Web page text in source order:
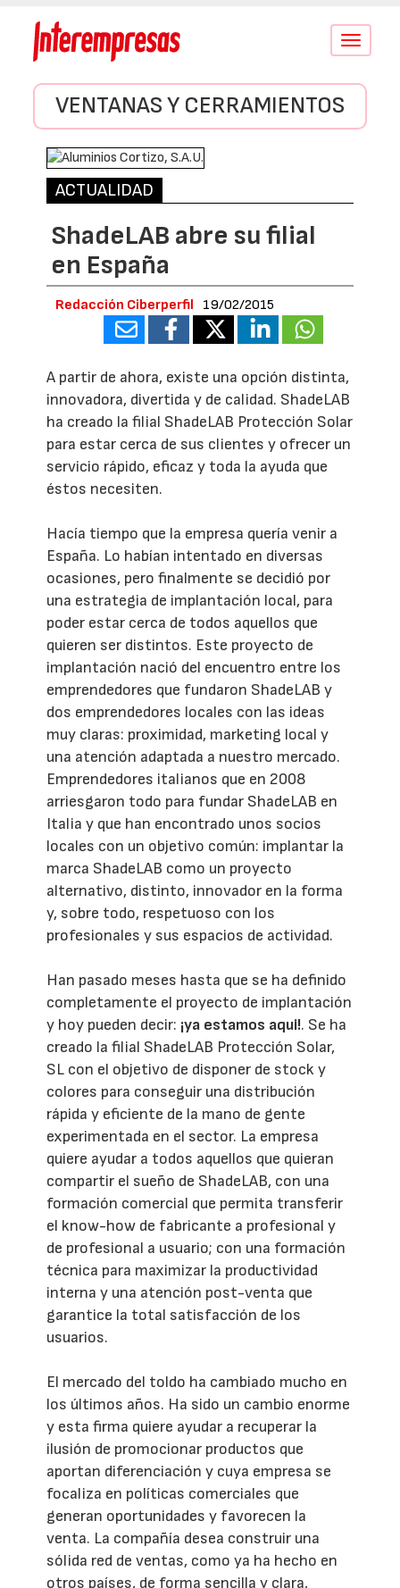
Conmutar
VENTANAS Y CERRAMIENTOS
ACTUALIDAD
ShadeLAB abre su filial
en España
Redacción Ciberperfil 19/02/2015
A partir de ahora, existe una opción distinta,
innovadora, divertida y de calidad. ShadeLAB
ha creado la filial ShadeLAB Protección Solar
para estar cerca de sus clientes y ofrecer un
servicio rápido, eficaz y toda la ayuda que
éstos necesiten.
Hacía tiempo que la empresa quería venir a
España. Lo habían intentado en diversas
ocasiones, pero finalmente se decidió por
una estrategia de implantación local, para
poder estar cerca de todos aquellos que
quieren ser distintos. Este proyecto de
implantación nació del encuentro entre los
emprendedores que fundaron ShadeLAB y
dos emprendedores locales con las ideas
muy claras: proximidad, marketing local y
una atención adaptada a nuestro mercado.
Emprendedores italianos que en 2008
arriesgaron todo para fundar ShadeLAB en
Italia y que han encontrado unos socios
locales con un objetivo común: implantar la
marca ShadeLAB como un proyecto
alternativo, distinto, innovador en la forma
y, sobre todo, respetuoso con los
profesionales y sus espacios de actividad.
Han pasado meses hasta que se ha definido
completamente el proyecto de implantación
y hoy pueden decir: ¡ya estamos aqui!. Se ha
creado la filial ShadeLAB Protección Solar,
SL con el objetivo de disponer de stock y
colores para conseguir una distribución
rápida y eficiente de la mano de gente
experimentada en el sector. La empresa
quiere ayudar a todos aquellos que quieran
compartir el sueño de ShadeLAB, con una
formación comercial que permita transferir
el know-how de fabricante a profesional y
de profesional a usuario; con una formación
técnica para maximizar la productividad
interna y una atención post-venta que
garantice la total satisfacción de los
usuarios.
El mercado del toldo ha cambiado mucho en
los últimos años. Ha sido un cambio enorme
y esta firma quiere ayudar a recuperar la
ilusión de promocionar productos que
aportan diferenciación y cuya empresa se
focaliza en políticas comerciales que
generan oportunidades y favorecen la
venta. La compañía desea construir una
sólida red de ventas, como ya ha hecho en
otros países, de forma sencilla y clara,